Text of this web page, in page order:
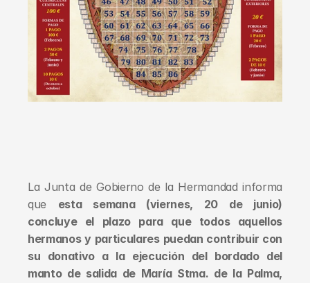
La Junta de Gobierno de la Hermandad informa
que esta semana (viernes, 20 de junio)
concluye el plazo para que todos aquellos
hermanos y particulares puedan contribuir con
su donativo a la ejecución del bordado del
manto de salida de María Stma. de la Palma,